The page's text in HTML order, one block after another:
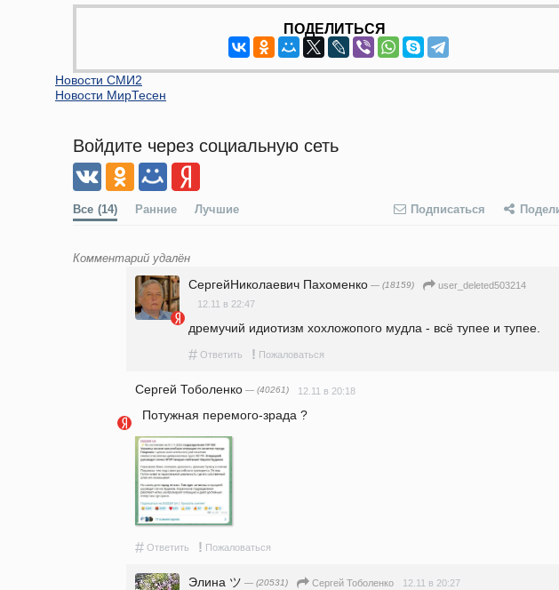
ПОДЕЛИТЬСЯ
Новости СМИ2
Новости МирТесен
Войдите через социальную сеть
Все (14) Ранние Лучшие Подписаться
Комментарий удалён
СергейНиколаевич Пахоменко — (18159)
user_deleted503214
12.11 в 22:47
дремучий идиотизм хохложопого мудла - всё тупее и тупее.
# Ответить ! Пожаловаться
Сергей Тоболенко — (40261) 12.11 в 20:18
  Потужная перемого-зрада ?
# Ответить ! Пожаловаться
Элина ツ — (20531) Сергей Тоболенко 12.11 в 20:27